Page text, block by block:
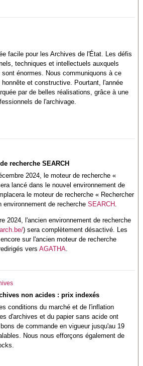
facile pour les Archives de l'État. Les défis
techniques et intellectuels auxquels
énormes. Nous communiquons à ce
et constructive. Pourtant, l'année
par de belles réalisations, grâce à une
de l'archivage.
recherche SEARCH
2024, le moteur de recherche «
lancé dans le nouvel environnement de
le moteur de recherche « Rechercher
environnement de rechercheSEARCH.
2024, l'ancien environnement de recherche
) sera complètement désactivé. Les
sur l'ancien moteur de recherche
versAGATHA.
non acides : prix indexés
conditions du marché et de l'inflation
d'archives et du papier sans acide ont
de commande en vigueur jusqu'au 19
Nous nous efforçons également de